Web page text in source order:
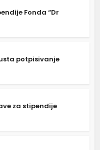
Fonda “Dr
potpisivanje
za stipendije